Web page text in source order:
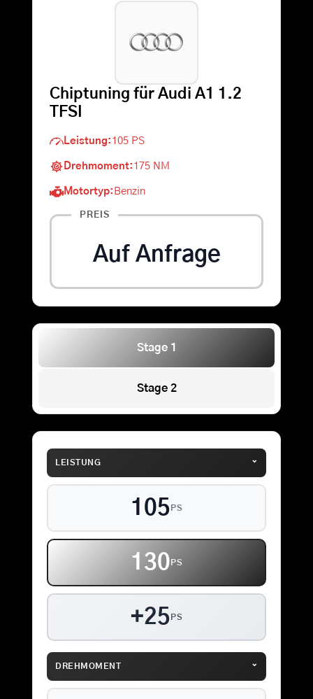
Warenkorb
Chiptuning für Audi A1 1.2
TFSI
Leistung: 105 PS
Drehmoment: 175 NM
Motortyp: Benzin
PREIS
Auf Anfrage
Stage 1
Stage 2
LEISTUNG ⌄
105 PS
130 PS
+25 PS
DREHMOMENT ⌄